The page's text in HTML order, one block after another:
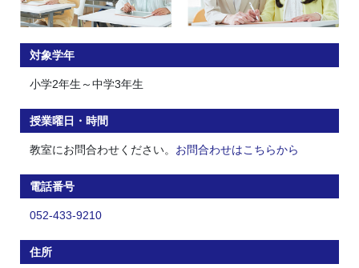
対象学年
小学2年生～中学3年生
授業曜日・時間
教室にお問合わせください。 お問合わせはこちらから
電話番号
052-433-9210
住所